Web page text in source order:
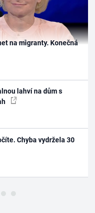
na migranty. Konečná
lahví na dům s
Chyba vydržela 30